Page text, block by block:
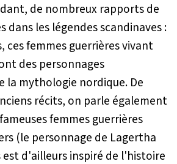
de nombreux rapports de
dans les légendes scandinaves :
ces femmes guerrières vivant
des personnages
la mythologie nordique. De
récits, on parle également
femmes guerrières
(le personnage de Lagertha
est d'ailleurs inspiré de l'histoire